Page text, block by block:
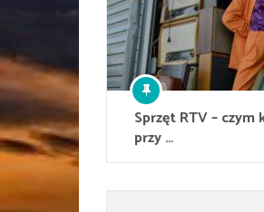
Sprzęt RTV – czym
przy …